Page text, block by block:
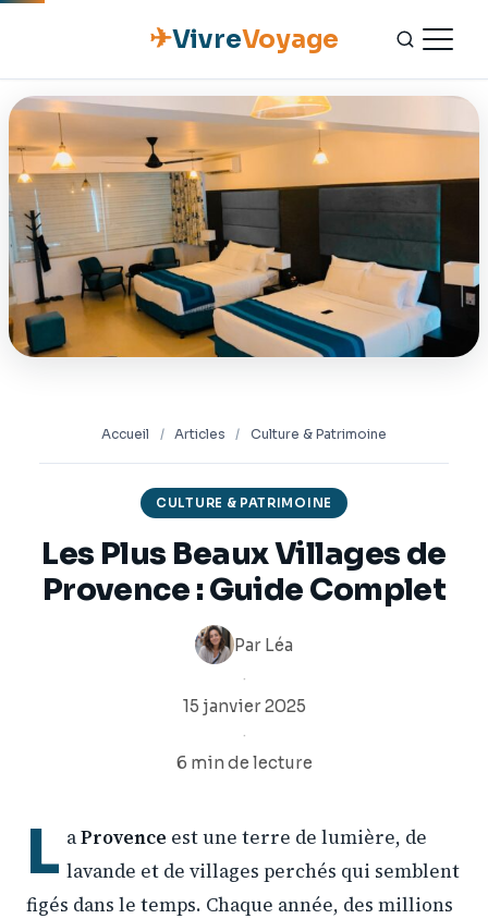
✈VivreVoyage
ACCUEIL
ESCAPADES
NATURE
GASTRONOMIE
CULTURE
Accueil / Articles / Culture & Patrimoine
CULTURE & PATRIMOINE
Les Plus Beaux Villages de
Provence : Guide Complet
Par Léa
·
15 janvier 2025
·
6 min de lecture
L aProvence est une terre de lumière, de
lavande et de villages perchés qui semblent
figés dans le temps. Chaque année, des millions